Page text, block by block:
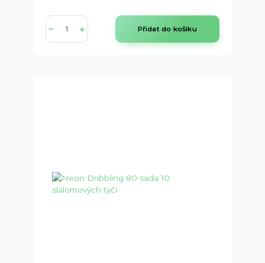
Přidat do košíku